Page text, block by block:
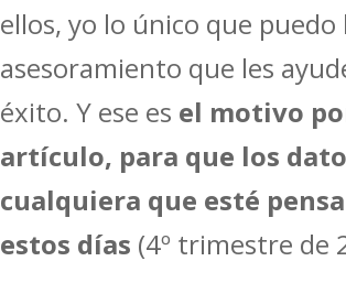
ellos, yo lo único que
asesoramiento que les
éxito. Y ese es el motivo
artículo, para que los
cualquiera que esté
estos días (4º trimestre de